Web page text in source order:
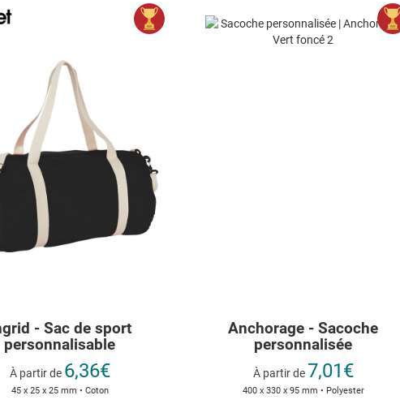
- Sac de sport
personnalisable
À partir de 6,36€
45 x 25 x 25 mm • Coton
Anchorage - Sacoche
personnalisée
À partir de7,01€
400 x 330 x 95 mm • Polyester